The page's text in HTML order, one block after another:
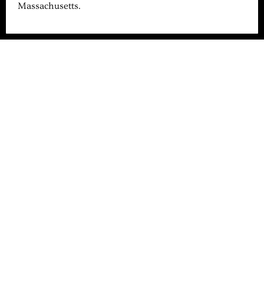
Massachusetts.